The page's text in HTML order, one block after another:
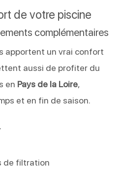
de votre piscine
complémentaires
apportent un vrai confort
aussi de profiter du
en Pays de la Loire,
et en fin de saison.
de filtration